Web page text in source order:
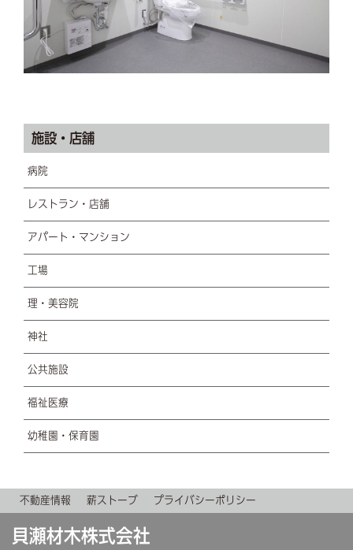
施設・店舗
病院
レストラン・店舗
アパート・マンション
工場
理・美容院
神社
公共施設
福祉医療
幼稚園・保育園
不動産情報 薪ストーブ プライバシーポリシー
貝瀬材木株式会社